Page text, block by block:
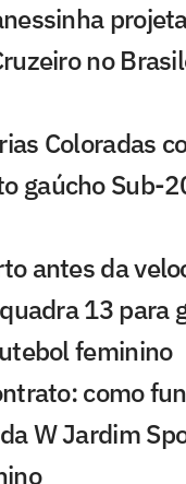
no
Coloradas
gaúcho Sub-
antes da
13 para
feminino
como
W Jardim